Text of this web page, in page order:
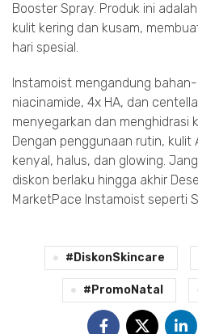
Booster Spray. Produk ini
kulit kering dan kusam,
hari spesial.
Instamoist mengandung
niacinamide, 4x HA, dan
menyegarkan dan menghidrasi
Dengan penggunaan rutin, kulit
kenyal, halus, dan glowing.
diskon berlaku hingga akhir
MarketPace Instamoist seperti
#DiskonSkincare
#PromoNatal